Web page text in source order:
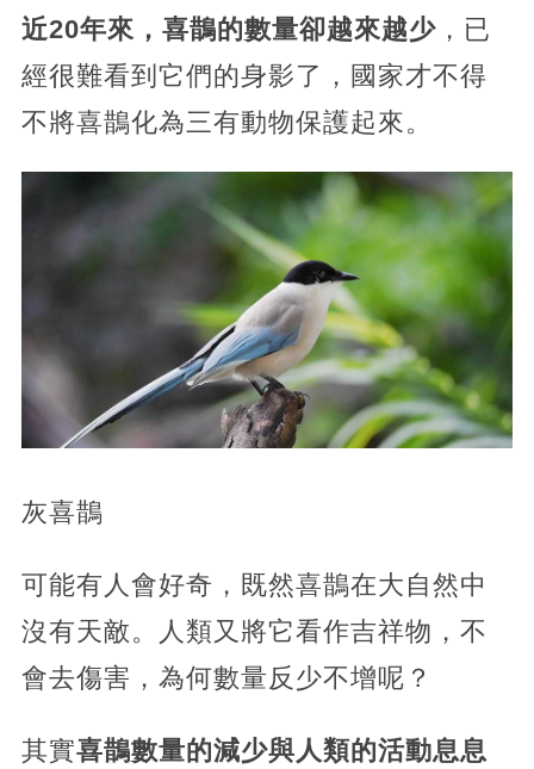
近20年來，喜鵲的數量卻越來越少，已
經很難看到它們的身影了，國家才不得
不將喜鵲化為三有動物保護起來。
灰喜鵲
可能有人會好奇，既然喜鵲在大自然中
沒有天敵。人類又將它看作吉祥物，不
會去傷害，為何數量反少不增呢？
其實喜鵲數量的減少與人類的活動息息